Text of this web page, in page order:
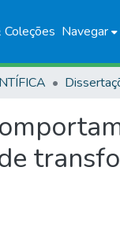
Coleções Navegar